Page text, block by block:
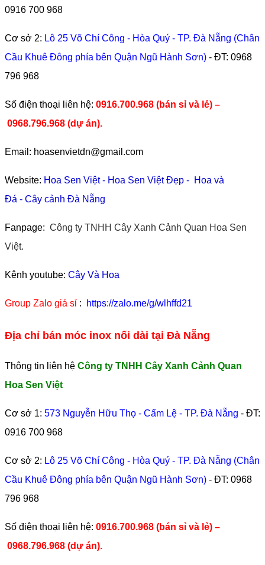
0916 700 968
Cơ sở 2: Lô 25 Võ Chí Công - Hòa Quý - TP. Đà Nẵng (Chân
Cầu Khuê Đông phía bên Quận Ngũ Hành Sơn) - ĐT: 0968
796 968
​Số điện thoại liên hệ: 0916.700.968 (bán sỉ và lẻ) –
0968.796.968 (dự án).
Email: hoasenvietdn@gmail.com
Website: Hoa Sen Việt- Hoa Sen Việt Đẹp - Hoa và
Đá - Cây cảnh Đà Nẵng
Fanpage: Công ty TNHH Cây Xanh Cảnh Quan Hoa Sen
Việt.
Kênh youtube: Cây Và Hoa
Group Zalo giá sỉ : https://zalo.me/g/wlhffd21
Địa chỉ bán móc inox nối dài tại Đà Nẵng
Thông tin liên hệ Công ty TNHH Cây Xanh Cảnh Quan
Hoa Sen Việt
Cơ sở 1: 573 Nguyễn Hữu Thọ - Cẩm Lệ - TP. Đà Nẵng - ĐT:
0916 700 968
Cơ sở 2: Lô 25 Võ Chí Công - Hòa Quý - TP. Đà Nẵng (Chân
Cầu Khuê Đông phía bên Quận Ngũ Hành Sơn) - ĐT: 0968
796 968
​Số điện thoại liên hệ: 0916.700.968 (bán sỉ và lẻ) –
0968.796.968 (dự án).